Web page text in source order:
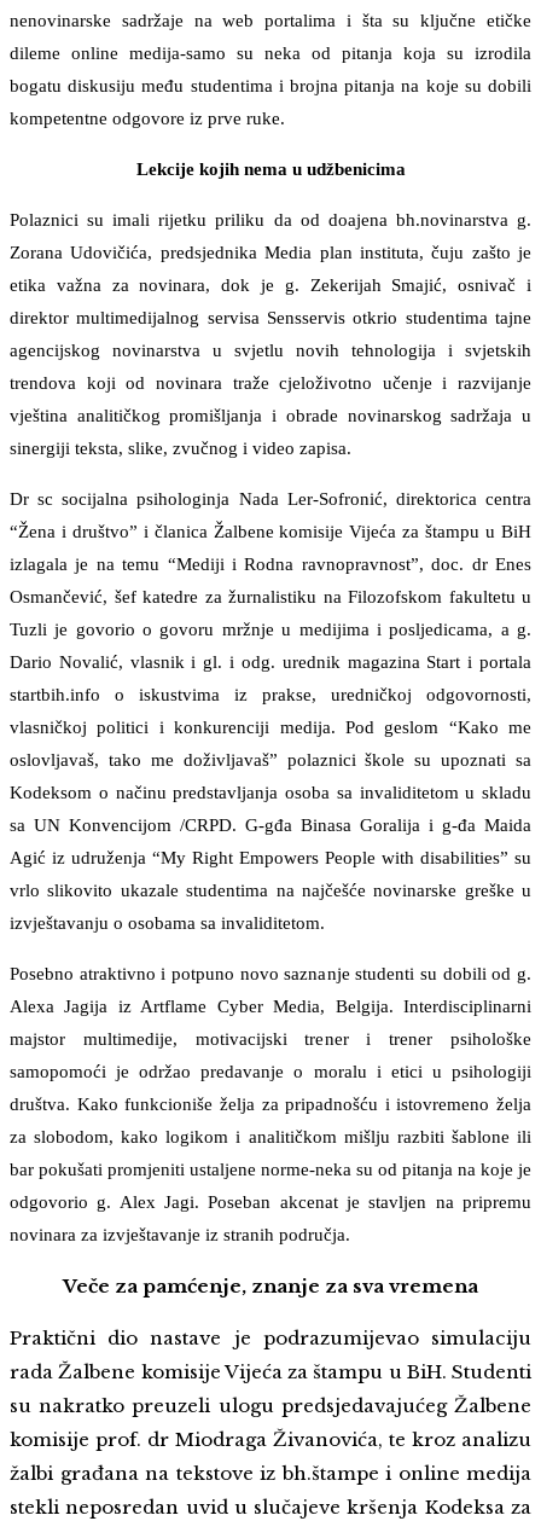
nenovinarske sadržaje na web portalima i šta su ključne etičke
dileme online medija-samo su neka od pitanja koja su izrodila
bogatu diskusiju među studentima i brojna pitanja na koje su dobili
kompetentne odgovore iz prve ruke.
Lekcije kojih nema u udžbenicima
Polaznici su imali rijetku priliku da od doajena bh.novinarstva g.
Zorana Udovičića, predsjednika Media plan instituta, čuju zašto je
etika važna za novinara, dok je g. Zekerijah Smajić, osnivač i
direktor multimedijalnog servisa Sensservis otkrio studentima tajne
agencijskog novinarstva u svjetlu novih tehnologija i svjetskih
trendova koji od novinara traže cjeloživotno učenje i razvijanje
vještina analitičkog promišljanja i obrade novinarskog sadržaja u
sinergiji teksta, slike, zvučnog i video zapisa.
Dr sc socijalna psihologinja Nada Ler-Sofronić, direktorica centra
“Žena i društvo” i članica Žalbene komisije Vijeća za štampu u BiH
izlagala je na temu “Mediji i Rodna ravnopravnost”, doc. dr Enes
Osmančević, šef katedre za žurnalistiku na Filozofskom fakultetu u
Tuzli je govorio o govoru mržnje u medijima i posljedicama, a g.
Dario Novalić, vlasnik i gl. i odg. urednik magazina Start i portala
startbih.info o iskustvima iz prakse, uredničkoj odgovornosti,
vlasničkoj politici i konkurenciji medija. Pod geslom “Kako me
oslovljavaš, tako me doživljavaš” polaznici škole su upoznati sa
Kodeksom o načinu predstavljanja osoba sa invaliditetom u skladu
sa UN Konvencijom /CRPD. G-gđa Binasa Goralija i g-đa Maida
Agić iz udruženja “My Right Empowers People with disabilities” su
vrlo slikovito ukazale studentima na najčešće novinarske greške u
izvještavanju o osobama sa invaliditetom.
Posebno atraktivno i potpuno novo saznanje studenti su dobili od g.
Alexa Jagija iz Artflame Cyber Media, Belgija. Interdisciplinarni
majstor multimedije, motivacijski trener i trener psihološke
samopomoći je održao predavanje o moralu i etici u psihologiji
društva. Kako funkcioniše želja za pripadnošću i istovremeno želja
za slobodom, kako logikom i analitičkom mišlju razbiti šablone ili
bar pokušati promjeniti ustaljene norme-neka su od pitanja na koje je
odgovorio g. Alex Jagi. Poseban akcenat je stavljen na pripremu
novinara za izvještavanje iz stranih područja.
Veče za pamćenje, znanje za sva vremena
Praktični dio nastave je podrazumijevao simulaciju
rada Žalbene komisije Vijeća za štampu u BiH. Studenti
su nakratko preuzeli ulogu predsjedavajućeg Žalbene
komisije prof. dr Miodraga Živanovića, te kroz analizu
žalbi građana na tekstove iz bh.štampe i online medija
stekli neposredan uvid u slučajeve kršenja Kodeksa za